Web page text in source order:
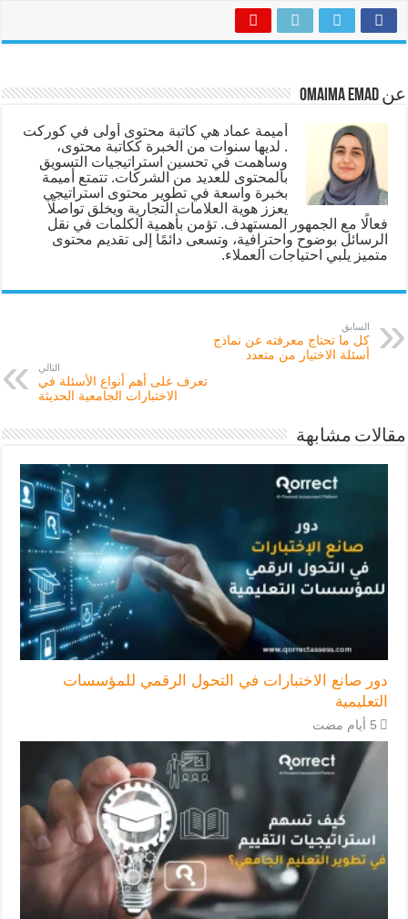
عن Omaima Emad
أميمة عماد هي كاتبة محتوى أولى في كوركت
. لديها سنوات من الخبرة ككاتبة محتوى،
وساهمت في تحسين استراتيجيات التسويق
بالمحتوى للعديد من الشركات. تتمتع أميمة
بخبرة واسعة في تطوير محتوى استراتيجي
يعزز هوية العلامات التجارية ويخلق تواصلًا
فعالًا مع الجمهور المستهدف. تؤمن بأهمية الكلمات في نقل
الرسائل بوضوح واحترافية، وتسعى دائمًا إلى تقديم محتوى
متميز يلبي احتياجات العملاء.
السابق
كل ما تحتاج معرفته عن نماذج
أسئلة الاختيار من متعدد
التالي
تعرف على أهم أنواع الأسئلة في
الاختبارات الجامعية الحديثة
مقالات مشابهة
دور صانع الاختبارات في التحول الرقمي للمؤسسات
التعليمية